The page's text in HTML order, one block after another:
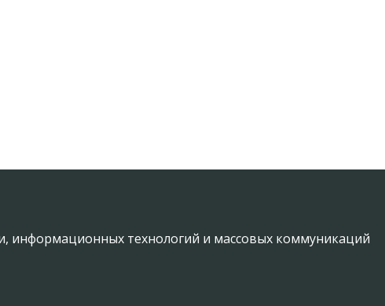
информационных технологий и массовых коммуникаций